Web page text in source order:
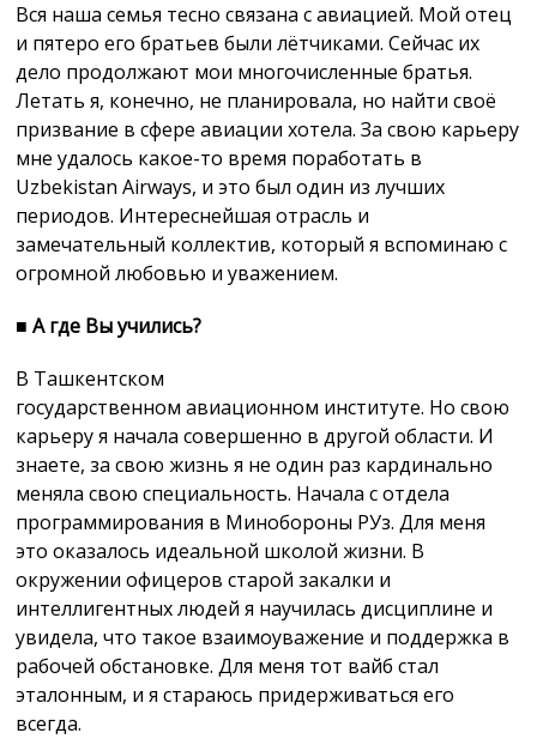
Вся наша семья тесно связана с авиацией. Мой отец
и пятеро его братьев были лётчиками. Сейчас их
дело продолжают мои многочисленные братья.
Летать я, конечно, не планировала, но найти своё
призвание в сфере авиации хотела. За свою карьеру
мне удалось какое-то время поработать в
Uzbekistan Airways, и это был один из лучших
периодов. Интереснейшая отрасль и
замечательный коллектив, который я вспоминаю с
огромной любовью и уважением.
■ А где Вы учились?
В Ташкентском
государственном авиационном институте. Но свою
карьеру я начала совершенно в другой области. И
знаете, за свою жизнь я не один раз кардинально
меняла свою специальность. Начала с отдела
программирования в Минобороны РУз. Для меня
это оказалось идеальной школой жизни. В
окружении офицеров старой закалки и
интеллигентных людей я научилась дисциплине и
увидела, что такое взаимоуважение и поддержка в
рабочей обстановке. Для меня тот вайб стал
эталонным, и я стараюсь придерживаться его
всегда.